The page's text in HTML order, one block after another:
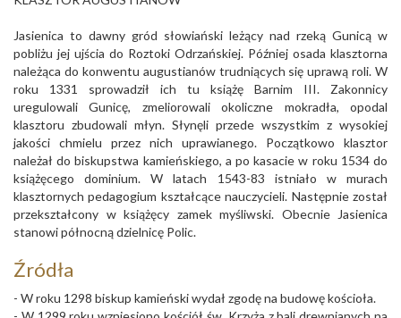
Jasienica to dawny gród słowiański leżący nad rzeką Gunicą w
pobliżu jej ujścia do Roztoki Odrzańskiej. Później osada klasztorna
należąca do konwentu augustianów trudniących się uprawą roli. W
roku 1331 sprowadził ich tu książę Barnim III. Zakonnicy
uregulowali Gunicę, zmeliorowali okoliczne mokradła, opodal
klasztoru zbudowali młyn. Słynęli przede wszystkim z wysokiej
jakości chmielu przez nich uprawianego. Początkowo klasztor
należał do biskupstwa kamieńskiego, a po kasacie w roku 1534 do
książęcego dominium. W latach 1543-83 istniało w murach
klasztornych pedagogium kształcące nauczycieli. Następnie został
przekształcony w książęcy zamek myśliwski. Obecnie Jasienica
stanowi północną dzielnicę Polic.
Źródła
- W roku 1298 biskup kamieński wydał zgodę na budowę kościoła.